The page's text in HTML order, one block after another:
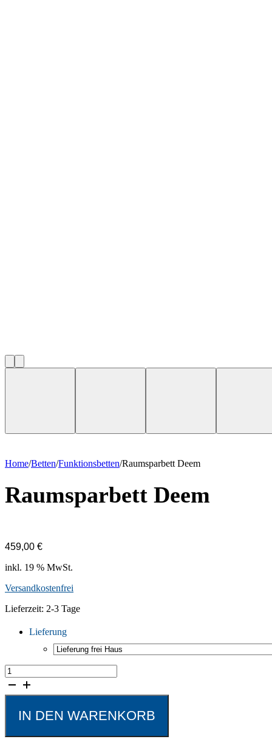
Home/Betten/Funktions­betten/Raumsparbett Deem
Raumsparbett Deem
459,00 €
inkl. 19 % MwSt.
Versandkostenfrei
Lieferzeit: 2-3 Tage
Lieferung
Raumsparbett
Deem
Menge
IN DEN WARENKORB